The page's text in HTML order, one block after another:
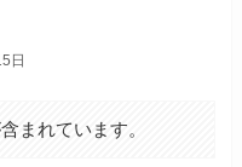
日
まれています。